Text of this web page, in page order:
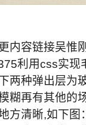
内容链接吴惟
利用css实现
两种弹出层为
糊再有其他的
方清晰,如下